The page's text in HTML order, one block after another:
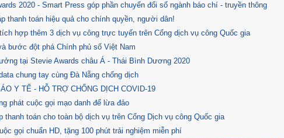
2020 - Smart Press góp phần chuyển đổi số ngành báo chí - truyền thông
thanh toán hiệu quả cho chính quyền, người dân!
hợp thêm 3 dịch vụ công trực tuyến trên Cổng dịch vụ công Quốc gia
bước đột phá Chính phủ số Việt Nam
tại Stevie Awards châu Á - Thái Bình Dương 2020
chung tay cùng Đà Nẵng chống dịch
Y TẾ - HỖ TRỢ CHỐNG DỊCH COVID-19
phát cuộc gọi mạo danh để lừa đảo
thanh toán cho toàn bộ dịch vụ trên Cổng Dịch vụ công Quốc gia
gọi chuẩn HD, tặng 100 phút trải nghiệm miễn phí